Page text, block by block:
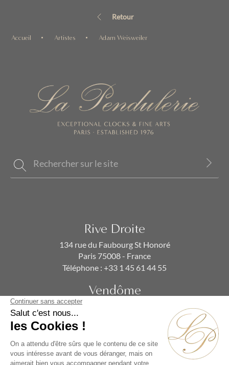
Retour
Accueil Artistes Adam Weisweiler
Rive Droite
134 rue du Faubourg St Honoré
Paris 75008 - France
Téléphone : +33 1 45 61 44 55
Vendôme
Téléphone :